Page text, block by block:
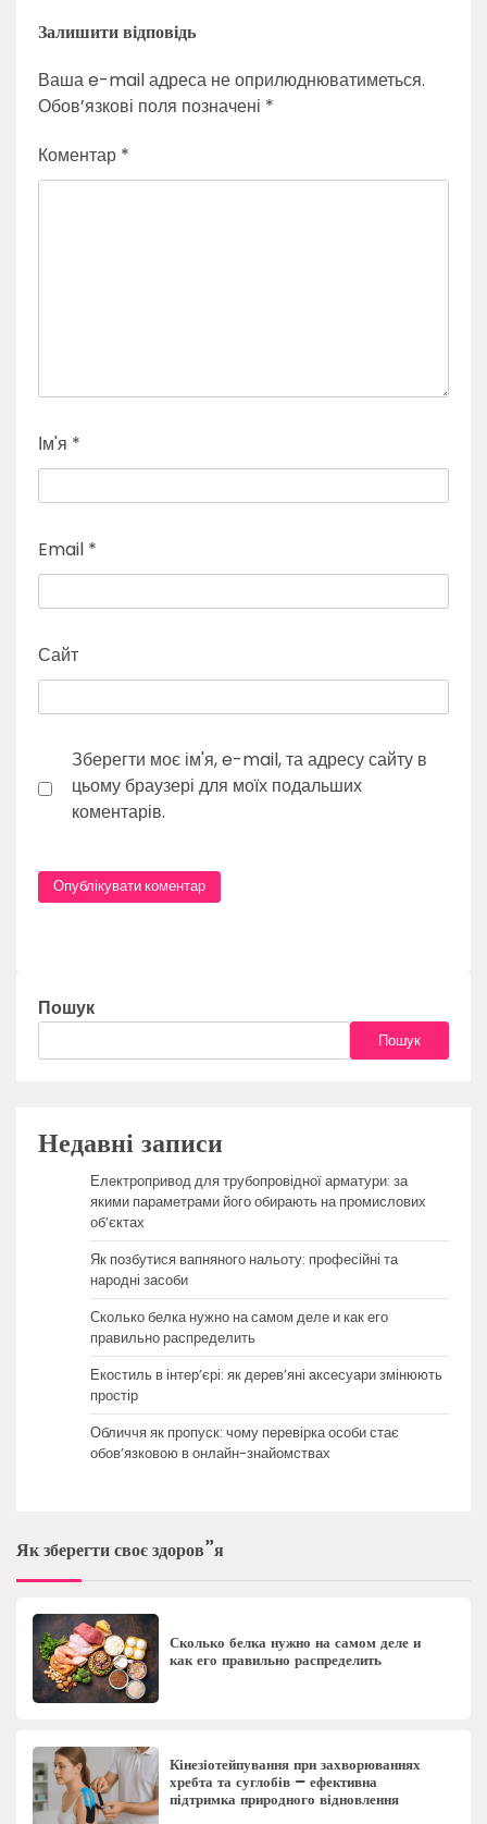
Залишити відповідь
Ваша e-mail адреса не оприлюднюватиметься.
Обов’язкові поля позначені *
Коментар *
Ім'я *
Email *
Сайт
Зберегти моє ім'я, e-mail, та адресу сайту в
цьому браузері для моїх подальших
коментарів.
Пошук
Пошук
Недавні записи
Електропривод для трубопровідної арматури: за
якими параметрами його обирають на промислових
об’єктах
Як позбутися вапняного нальоту: професійні та
народні засоби
Сколько белка нужно на самом деле и как его
правильно распределить
Екостиль в інтер’єрі: як дерев’яні аксесуари змінюють
простір
Обличчя як пропуск: чому перевірка особи стає
обов’язковою в онлайн-знайомствах
Як зберегти своє здоров”я
Сколько белка нужно на самом деле и
как его правильно распределить
Кінезіотейпування при захворюваннях
хребта та суглобів – ефективна
підтримка природного відновлення